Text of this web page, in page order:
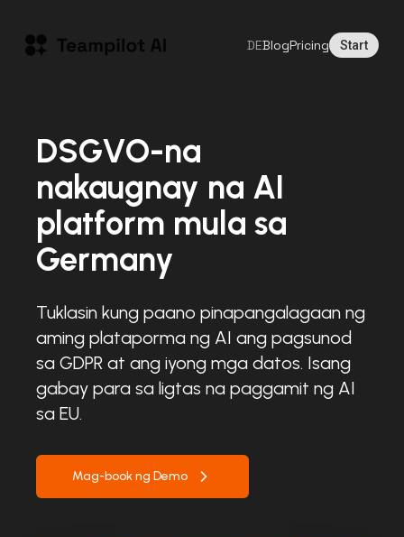
DEBlogPricing Start
DSGVO-na
nakaugnay na AI
platform mula sa
Germany
Tuklasin kung paano pinapangalagaan ng
aming plataporma ng AI ang pagsunod
sa GDPR at ang iyong mga datos. Isang
gabay para sa ligtas na paggamit ng AI
sa EU.
Mag-book ng Demo